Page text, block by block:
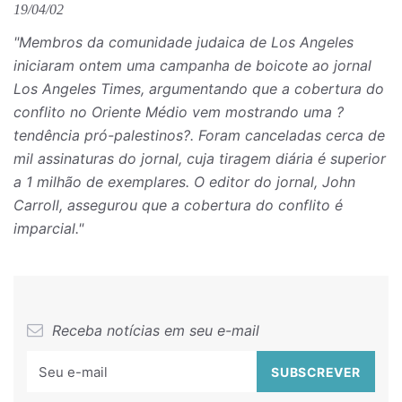
19/04/02
"Membros da comunidade judaica de Los Angeles
iniciaram ontem uma campanha de boicote ao jornal
Los Angeles Times, argumentando que a cobertura do
conflito no Oriente Médio vem mostrando uma ?
tendência pró-palestinos?. Foram canceladas cerca de
mil assinaturas do jornal, cuja tiragem diária é superior
a 1 milhão de exemplares. O editor do jornal, John
Carroll, assegurou que a cobertura do conflito é
imparcial."
Receba notícias em seu e-mail